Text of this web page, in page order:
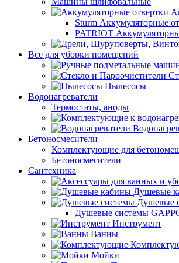
Sturm Аккумуляторные
PATRIOT
Все для уборки помещений
Пылесосы
Водонагреватели
Термостаты, аноды
Бетоносмесители
Комплектующие для
Бетоносмесители
Сантехника
Душевые
Душевые
Душевые системы
Инструмент
Ванны
Мойки